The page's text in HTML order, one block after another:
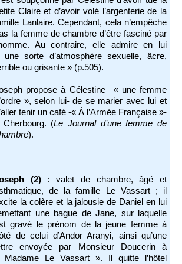
Claire et d’avoir volé l’argenterie de la
Lanlaire. Cependant, cela n’empêche
la femme de chambre d’être fasciné par
Au contraire, elle admire en lui
une sorte d’atmosphère sexuelle, âcre,
ou grisante » (p.505).
propose à Célestine –« une femme
», selon lui- de se marier avec lui et
tenir un café -« À l’Armée Française »-
Cherbourg. (Le Journal d’une femme de
).
(2) : valet de chambre, âgé et
de la famille Le Vassart ; il
la colère et la jalousie de Daniel en lui
une bague de Jane, sur laquelle
gravé le prénom de la jeune femme à
de celui d’Andor Aranyi, ainsi qu’une
envoyée par Monsieur Doucerin à
Madame Le Vassart ». Il quitte l’hôtel